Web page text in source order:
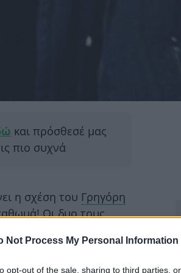
Not Process My Personal Information
opt-out of the sale, sharing to third parties,
και πρόσθεσέ μας
πιο συχνά
η σχέση του Γρηγόρη
! Οι δυο τους
τη σχέση τους, ωστόσο δεν